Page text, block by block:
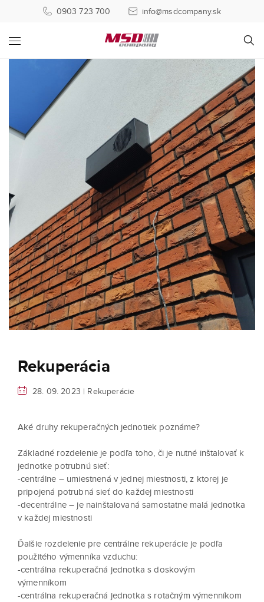
0903 723 700 info@msdcompany.sk
Rekuperácia
28. 09. 2023 | Rekuperácie
Aké druhy rekuperačných jednotiek poznáme?
Základné rozdelenie je podľa toho, či je nutné inštalovať k
jednotke potrubnú sieť:
-centrálne – umiestnená v jednej miestnosti, z ktorej je
pripojená potrubná sieť do každej miestnosti
-decentrálne – je nainštalovaná samostatne malá jednotka
v každej miestnosti
Ďalšie rozdelenie pre centrálne rekuperácie je podľa
použitého výmenníka vzduchu:
-centrálna rekuperačná jednotka s doskovým
výmenníkom
-centrálna rekuperačná jednotka s rotačným výmenníkom